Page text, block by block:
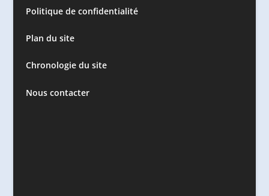
Politique de confidentialité
Plan du site
Chronologie du site
Nous contacter